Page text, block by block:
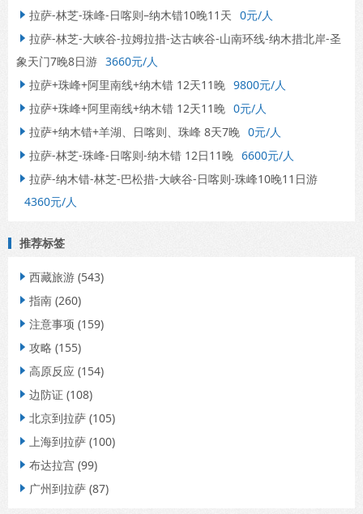
 拉萨-林芝-珠峰-日喀则–纳木错10晚11天 0元/人
 拉萨-林芝-大峡谷-拉姆拉措-达古峡谷-山南环线-纳木措北岸-圣
象天门7晚8日游 3660元/人
 拉萨+珠峰+阿里南线+纳木错 12天11晚 9800元/人
 拉萨+珠峰+阿里南线+纳木错 12天11晚 0元/人
 拉萨+纳木错+羊湖、日喀则、珠峰 8天7晚 0元/人
 拉萨-林芝-珠峰-日喀则-纳木错 12日11晚 6600元/人
 拉萨-纳木错-林芝-巴松措-大峡谷-日喀则-珠峰10晚11日游
4360元/人
推荐标签
 西藏旅游 (543)
 指南 (260)
 注意事项 (159)
 攻略 (155)
 高原反应 (154)
 边防证 (108)
 北京到拉萨 (105)
 上海到拉萨 (100)
 布达拉宫 (99)
 广州到拉萨 (87)